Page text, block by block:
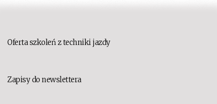
Oferta szkoleń z techniki jazdy
Zapisy do newslettera